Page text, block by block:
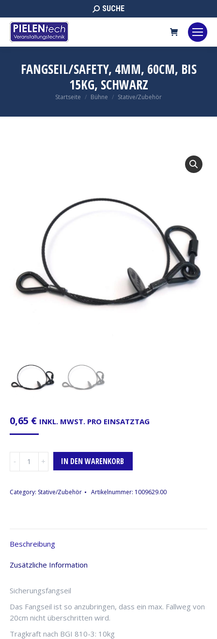
Search:
SUCHE
FANGSEIL/SAFETY, 4MM, 60CM, BIS
15KG, SCHWARZ
Sie befinden sich hier:
Startseite Bühne Stative/Zubehör
0,65 € INKL. MWST. PRO EINSATZTAG
Fangseil/Safety,
bis
IN DEN WARENKORB
Category: Stative/Zubehör Artikelnummer: 1009629.00
Beschreibung
Zusätzliche Information
Sicherungsfangseil
Das Fangseil ist so anzubringen, dass ein max. Fallweg von
20cm nicht überschritten wird.
Tragkraft nach BGI 810-3: 10kg